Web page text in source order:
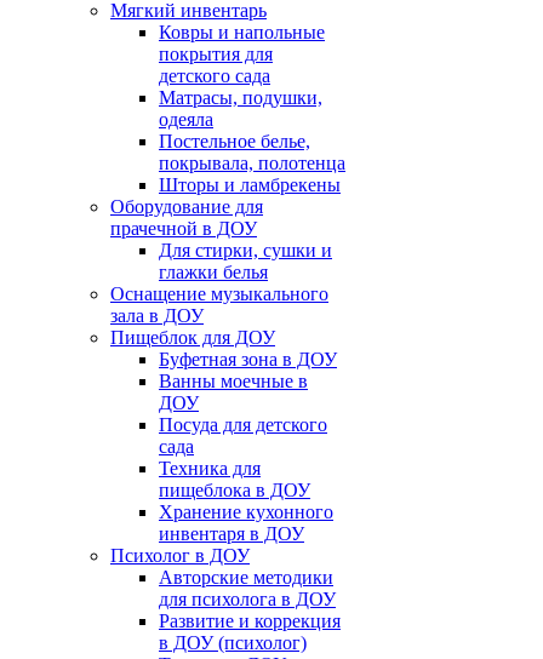
Мягкий инвентарь
Ковры и напольные
покрытия для
детского сада
Матрасы, подушки,
одеяла
Постельное белье,
покрывала, полотенца
Шторы и ламбрекены
Оборудование для
прачечной в ДОУ
Для стирки, сушки и
глажки белья
Оснащение музыкального
зала в ДОУ
Пищеблок для ДОУ
Буфетная зона в ДОУ
Ванны моечные в
ДОУ
Посуда для детского
сада
Техника для
пищеблока в ДОУ
Хранение кухонного
инвентаря в ДОУ
Психолог в ДОУ
Авторские методики
для психолога в ДОУ
Развитие и коррекция
в ДОУ (психолог)